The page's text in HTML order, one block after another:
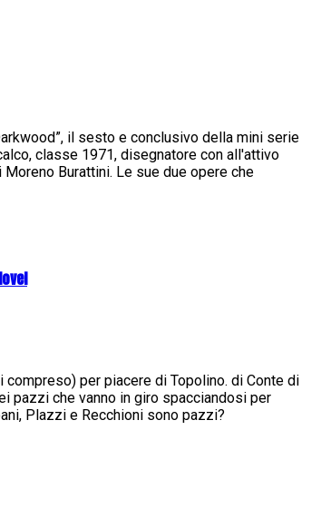
il sesto e conclusivo della mini serie
classe 1971, disegnatore con all'attivo
Burattini. Le sue due opere che
per piacere di Topolino. di Conte di
pazzi che vanno in giro spacciandosi per
Plazzi e Recchioni sono pazzi?